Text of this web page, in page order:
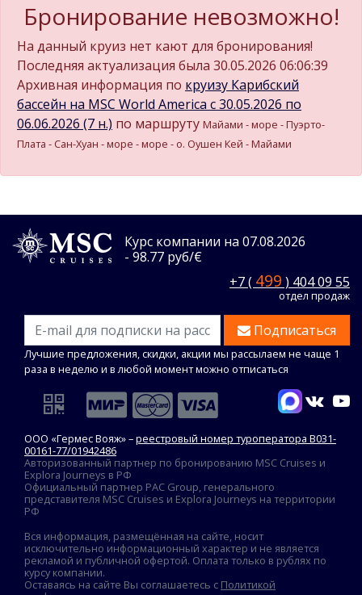
Бронирование невозможно!
На данный круиз нет кают для бронирования!
Последняя актуализация была 30.05.2026 06:06:39
Архивная информация по круизу Карибский
бассейн на MSC World America c 30.05.2026 по
06.06.2026 (7 н.) по маршруту Майами - море - Пуэрто-
Плата - Сан-Хуан - море - море - о. Оушен Кей - Майами
Курс компании на 07.08.2026
- 98.77 руб/€
+7 ( 499 ) 404 09 55
отдел продаж
Подписаться
Лучшие предложения, скидки, акции мы рассылаем не чаще 1
раза в неделю и в любой момент можно отписаться
ООО «Гермес Вояж» –реестровый номер туроператора В031-
00161-77/01942486
Авторизованный партнер по бронированию MSC Cruises и
Explora Journeys в РФ
Официальный партнер PAC Group, генерального
представителя MSC Cruises и Explora Journeys на территории
РФ
Вся информация, размещённая на сайте, носит
исключительно информационный характер и не является
рекламой и публичной офертой. Оплата только в рублях по
курсу компании.
Оставаясь на сайте Вы соглашаетесь с Политикой